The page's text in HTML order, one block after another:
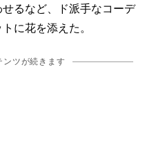
るなど、ド派手なコーデ
に花を添えた。
ツが続きます